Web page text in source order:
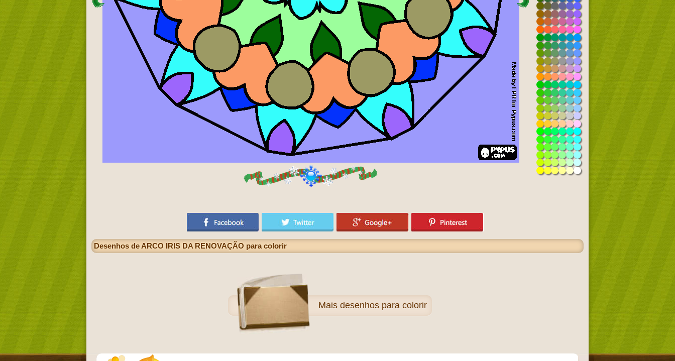
Desenhos de ARCO IRIS DA RENOVAÇÃO para colorir
Mais desenhos para colorir